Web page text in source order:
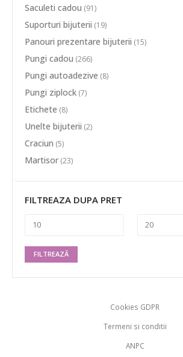
Saculeti cadou (91)
Suporturi bijuterii (19)
Panouri prezentare bijuterii (15)
Pungi cadou (266)
Pungi autoadezive (8)
Pungi ziplock (7)
Etichete (8)
Unelte bijuterii (2)
Craciun (5)
Martisor (23)
FILTREAZA DUPA PRET
FILTREAZĂ
Cookies GDPR
Termeni si conditii
ANPC